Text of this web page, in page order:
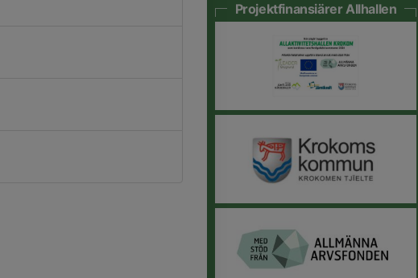
Projektfinansiärer Allhallen